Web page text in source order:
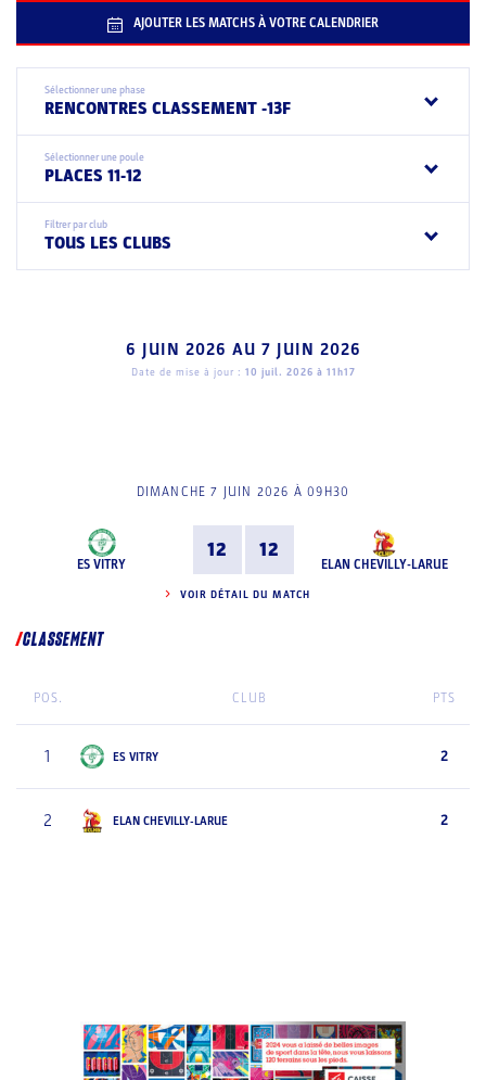
AJOUTER LES MATCHS À VOTRE CALENDRIER
Sélectionner une phase
RENCONTRES CLASSEMENT -13F
Sélectionner une poule
PLACES 11-12
Filtrer par club
TOUS LES CLUBS
6 JUIN 2026 AU 7 JUIN 2026
Date de mise à jour : 10 juil. 2026 à 11h17
DIMANCHE 7 JUIN 2026 À 09H30
ES VITRY
12 12
ELAN CHEVILLY-LARUE
VOIR DÉTAIL DU MATCH
CLASSEMENT
POS. CLUB PTS
1 ES VITRY 2
2 ELAN CHEVILLY-LARUE 2